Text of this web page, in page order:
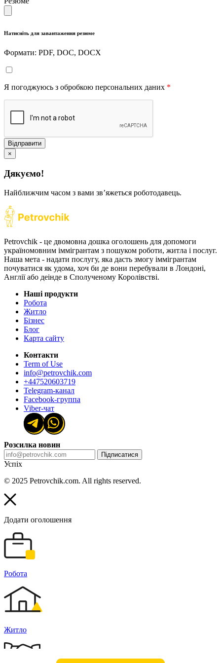
Натисніть для завантаження резюме
Формати: PDF, DOC, DOCX
Я погоджуюсь з обробкою персональних даних *
Відправити
×
Дякуємо!
Найближчим часом з вами звʼяжеться роботодавець.
Petrovchik - це двомовна дошка оголошень для допомоги
україномовним іммігрантам з пошуком роботи, житла і послуг.
Наша мета - надати послугу, яка дасть змогу іммігрантам
почуватися як удома, хоч би де вони перебували в Лондоні,
Англії або деінде в Сполученому Королівстві.
Наші продукти
Робота
Житло
Бізнес
Блог
Карта сайту
Контакти
Term of Use
info@petrovchik.com
+447520603719
Telegram-канал
Facebook-группа
Viber-чат
Розсилка новин
Підписатися
Успіх
© 2025 Petrovchik.com. All rights reserved.
Додати оголошення
Робота
Житло